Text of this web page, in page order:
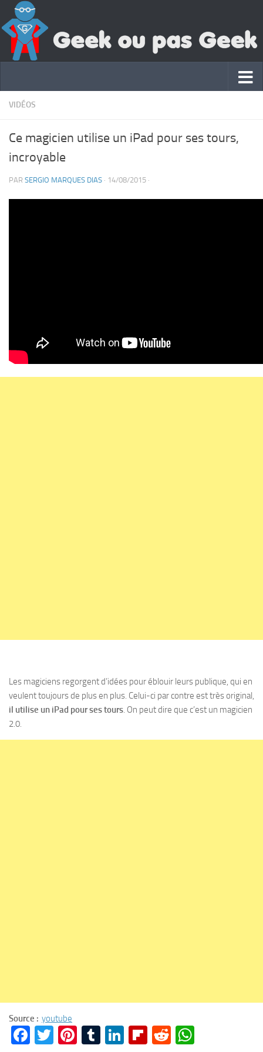
VIDÉOS
Ce magicien utilise un iPad pour ses tours,
incroyable
PAR SERGIO MARQUES DIAS · 14/08/2015 ·
Les magiciens regorgent d’idées pour éblouir leurs publique, qui en
veulent toujours de plus en plus. Celui-ci par contre est très original,
il utilise un iPad pour ses tours. On peut dire que c’est un magicien
2.0.
Source : youtube
Facebook
Twitter
Pinterest
Tumblr
LinkedIn
Flipboard
Reddit